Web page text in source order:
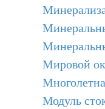
Мировой
Модуль